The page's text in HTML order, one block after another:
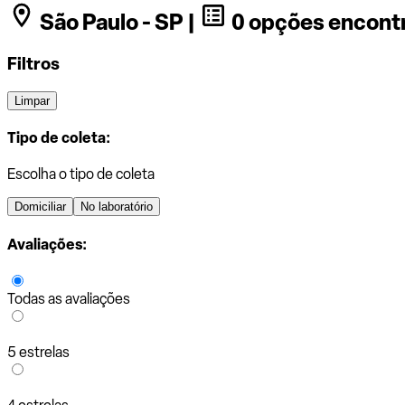
São Paulo - SP |
0 opções
Filtros
Limpar
Tipo de coleta:
Escolha o tipo de coleta
Domiciliar No laboratório
Avaliações:
Todas as avaliações
5 estrelas